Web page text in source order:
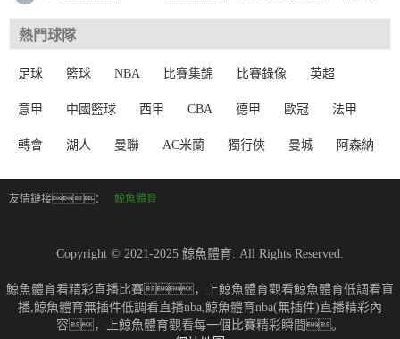
並進行體檢
熱門球隊
足球 籃球 NBA 比賽集錦 比賽錄像 英超
意甲 中國籃球 西甲 CBA 德甲 歐冠 法甲
轉會 湖人 曼聯 AC米蘭 獨行俠 曼城 阿森納
友情鏈接： 鯨魚體育
Copyright © 2021-2025 鯨魚體育. All Rights Reserved.
鯨魚體育看精彩直播比賽，上鯨魚體育觀看鯨魚體育低調看直
播,鯨魚體育無插件低調看直播nba,鯨魚體育nba(無插件)直播精彩內
容，上鯨魚體育觀看每一個比賽精彩瞬間。